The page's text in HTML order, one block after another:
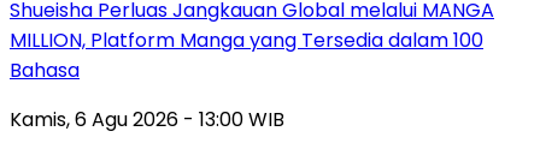
Shueisha Perluas Jangkauan Global melalui MANGA
MILLION, Platform Manga yang Tersedia dalam 100
Bahasa
Kamis, 6 Agu 2026 - 13:00 WIB